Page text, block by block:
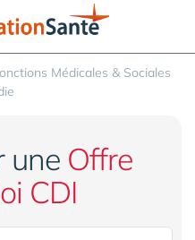
Médicales & Sociales
une Offre
CDI